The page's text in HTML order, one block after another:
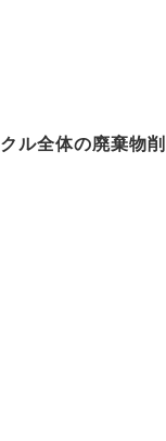
ル全体の廃棄物削